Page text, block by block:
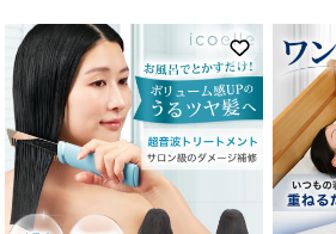
お気に入り